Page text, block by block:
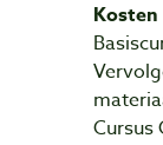
Kosten
Cursus